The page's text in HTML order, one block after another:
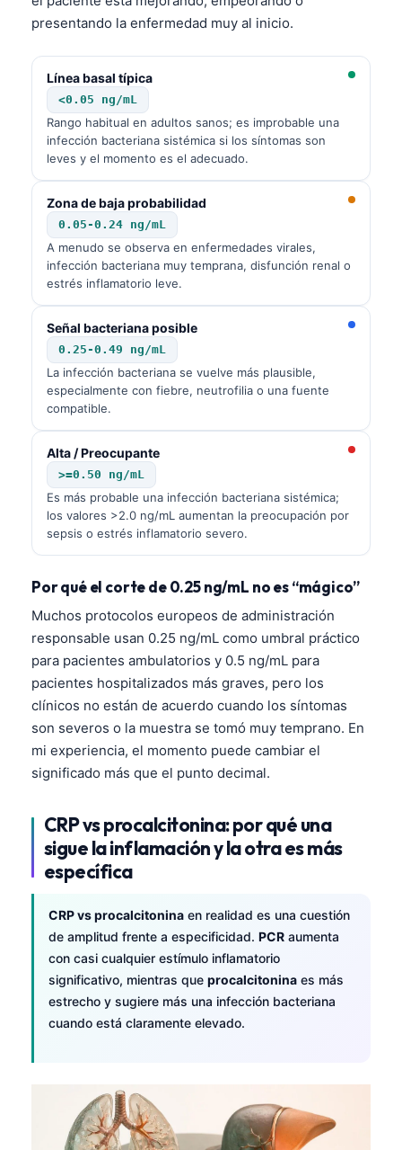
presentando la enfermedad muy al inicio.
Línea basal típica
<0.05 ng/mL
Rango habitual en adultos sanos; es improbable una
infección bacteriana sistémica si los síntomas son
leves y el momento es el adecuado.
Zona de baja probabilidad
0.05-0.24 ng/mL
A menudo se observa en enfermedades virales,
infección bacteriana muy temprana, disfunción renal o
estrés inflamatorio leve.
Señal bacteriana posible
0.25-0.49 ng/mL
La infección bacteriana se vuelve más plausible,
especialmente con fiebre, neutrofilia o una fuente
compatible.
Alta / Preocupante
>=0.50 ng/mL
Es más probable una infección bacteriana sistémica;
los valores >2.0 ng/mL aumentan la preocupación por
sepsis o estrés inflamatorio severo.
Por qué el corte de 0.25 ng/mL no es “mágico”
Muchos protocolos europeos de administración
responsable usan 0.25 ng/mL como umbral práctico
para pacientes ambulatorios y 0.5 ng/mL para
pacientes hospitalizados más graves, pero los
clínicos no están de acuerdo cuando los síntomas
son severos o la muestra se tomó muy temprano. En
mi experiencia, el momento puede cambiar el
significado más que el punto decimal.
CRP vs procalcitonina: por qué una
sigue la inflamación y la otra es más
específica
CRP vs procalcitonina en realidad es una cuestión
de amplitud frente a especificidad. PCR aumenta
con casi cualquier estímulo inflamatorio
significativo, mientras que procalcitonina es más
estrecho y sugiere más una infección bacteriana
cuando está claramente elevado.